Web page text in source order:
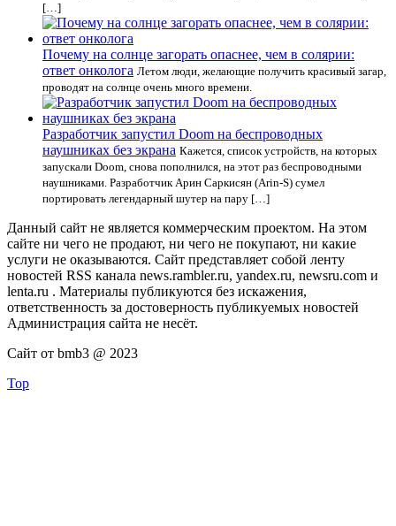
[…]
Почему на солнце загорать опаснее, чем в солярии:
ответ онколога Летом люди, желающие получить красивый загар,
проводят на солнце очень много времени.
Разработчик запустил Doom на беспроводных
наушниках без экрана Кажется, список устройств, на которых
запускали Doom, снова пополнился, на этот раз беспроводными
наушниками. Разработчик Арин Саркисян (Arin-S) сумел
портировать легендарный шутер на пару […]
Данный сайт не является коммерческим проектом. На этом
сайте ни чего не продают, ни чего не покупают, ни какие
услуги не оказываются. Сайт представляет собой ленту
новостей RSS канала news.rambler.ru, yandex.ru, newsru.com и
lenta.ru . Материалы публикуются без искажения,
ответственность за достоверность публикуемых новостей
Администрация сайта не несёт.
Сайт от bmb3 @ 2023
Top